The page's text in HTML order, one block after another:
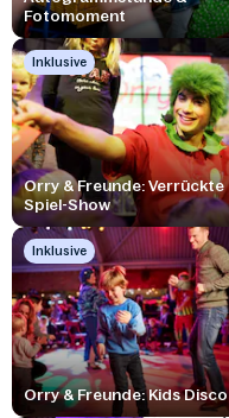
Fotomoment
Inklusive
Orry & Freunde: Verrückte
Spiel-Show
Inklusive
Orry & Freunde: Kids Disco